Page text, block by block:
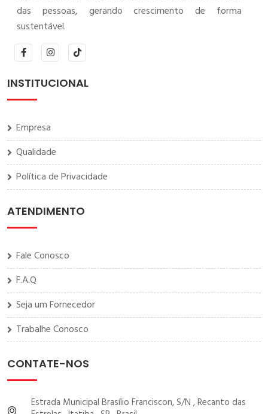
das pessoas, gerando crescimento de forma
sustentável.
INSTITUCIONAL
Empresa
Qualidade
Política de Privacidade
ATENDIMENTO
Fale Conosco
F.A.Q
Seja um Fornecedor
Trabalhe Conosco
CONTATE-NOS
Estrada Municipal Brasílio Franciscon, S/N , Recanto das